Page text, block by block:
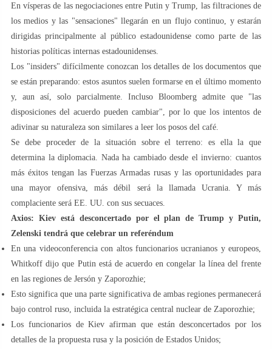
En vísperas de las negociaciones entre Putin y Trump, las filtraciones de
los medios y las "sensaciones" llegarán en un flujo continuo, y estarán
dirigidas principalmente al público estadounidense como parte de las
historias políticas internas estadounidenses.
Los "insiders" difícilmente conozcan los detalles de los documentos que
se están preparando: estos asuntos suelen formarse en el último momento
y, aun así, solo parcialmente. Incluso Bloomberg admite que "las
disposiciones del acuerdo pueden cambiar", por lo que los intentos de
adivinar su naturaleza son similares a leer los posos del café.
Se debe proceder de la situación sobre el terreno: es ella la que
determina la diplomacia. Nada ha cambiado desde el invierno: cuantos
más éxitos tengan las Fuerzas Armadas rusas y las oportunidades para
una mayor ofensiva, más débil será la llamada Ucrania. Y más
complaciente será EE. UU. con sus secuaces.
Axios: Kiev está desconcertado por el plan de Trump y Putin,
Zelenski tendrá que celebrar un referéndum
En una videoconferencia con altos funcionarios ucranianos y europeos,
Whitkoff dijo que Putin está de acuerdo en congelar la línea del frente
en las regiones de Jersón y Zaporozhie;
Esto significa que una parte significativa de ambas regiones permanecerá
bajo control ruso, incluida la estratégica central nuclear de Zaporozhie;
Los funcionarios de Kiev afirman que están desconcertados por los
detalles de la propuesta rusa y la posición de Estados Unidos;